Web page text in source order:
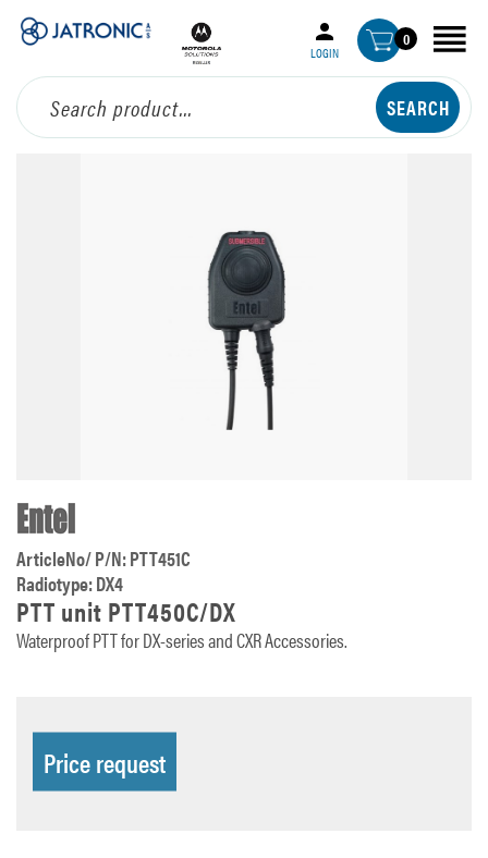
LOGIN
0
ArticleNo/ P/N: PTT451C
Radiotype: DX4
PTT unit PTT450C/DX
Waterproof PTT for DX-series and CXR Accessories.
Price request